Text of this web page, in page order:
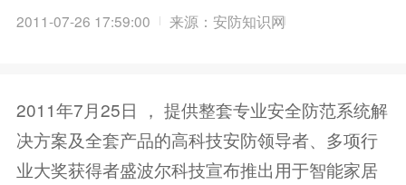
2011-07-26 17:59:00 来源：安防知识网
2011年7月25日 ， 提供整套专业安全防范系统解
决方案及全套产品的高科技安防领导者、多项行
业大奖获得者盛波尔科技宣布推出用于智能家居